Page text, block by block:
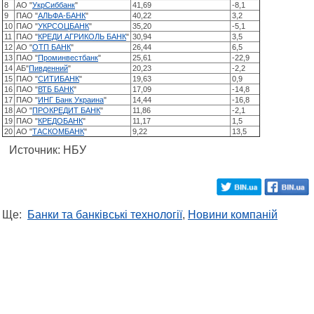
8
АО "УкрСиббанк" 41,69
-8,1
9
ПАО "АЛЬФА-БАНК" 40,22
3,2
10 ПАО "УКРСОЦБАНК" 35,20
-5,1
11
ПАО "КРЕДИ АГРИКОЛЬ БАНК" 30,94
3,5
12 АО "ОТП БАНК" 26,44
6,5
13 ПАО "Проминвестбанк" 25,61
-22,9
14 АБ"Пивденний" 20,23
-2,2
15 ПАО "СИТИБАНК" 19,63
0,9
16 ПАО "ВТБ БАНК" 17,09
-14,8
17 ПАО "ИНГ Банк Украина" 14,44
-16,8
18 АО "ПРОКРЕДИТ БАНК" 11,86
-2,1
19 ПАО "КРЕДОБАНК" 11,17
1,5
20 АО "ТАСКОМБАНК" 9,22 13,5
Источник: НБУ
Ще: Банки та банківські технології, Новини компаній